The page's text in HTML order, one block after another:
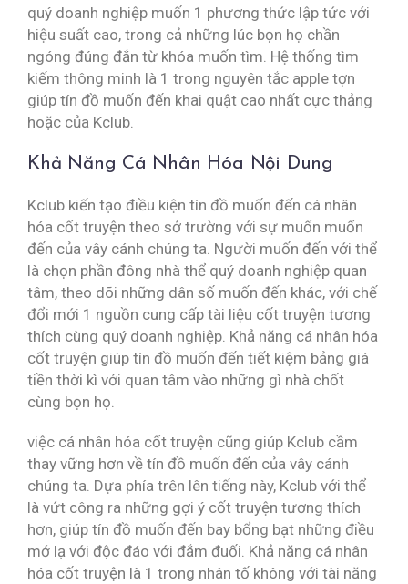
quý doanh nghiệp muốn 1 phương thức lập tức với
hiệu suất cao, trong cả những lúc bọn họ chần
ngóng đúng đắn từ khóa muốn tìm. Hệ thống tìm
kiếm thông minh là 1 trong nguyên tắc apple tợn
giúp tín đồ muốn đến khai quật cao nhất cực thảng
hoặc của Kclub.
Khả Năng Cá Nhân Hóa Nội Dung
Kclub kiến tạo điều kiện tín đồ muốn đến cá nhân
hóa cốt truyện theo sở trường với sự muốn muốn
đến của vây cánh chúng ta. Người muốn đến với thể
là chọn phần đông nhà thể quý doanh nghiệp quan
tâm, theo dõi những dân số muốn đến khác, với chế
đổi mới 1 nguồn cung cấp tài liệu cốt truyện tương
thích cùng quý doanh nghiệp. Khả năng cá nhân hóa
cốt truyện giúp tín đồ muốn đến tiết kiệm bảng giá
tiền thời kì với quan tâm vào những gì nhà chốt
cùng bọn họ.
việc cá nhân hóa cốt truyện cũng giúp Kclub cầm
thay vững hơn về tín đồ muốn đến của vây cánh
chúng ta. Dựa phía trên lên tiếng này, Kclub với thể
là vứt công ra những gợi ý cốt truyện tương thích
hơn, giúp tín đồ muốn đến bay bổng bạt những điều
mớ lạ với độc đáo với đắm đuối. Khả năng cá nhân
hóa cốt truyện là 1 trong nhân tố không với tài năng